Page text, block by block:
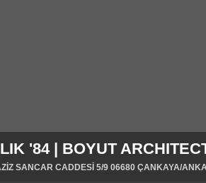
'84 | BOYUT
SANCAR CADDESİ 5/9 06680 ÇANKAYA/